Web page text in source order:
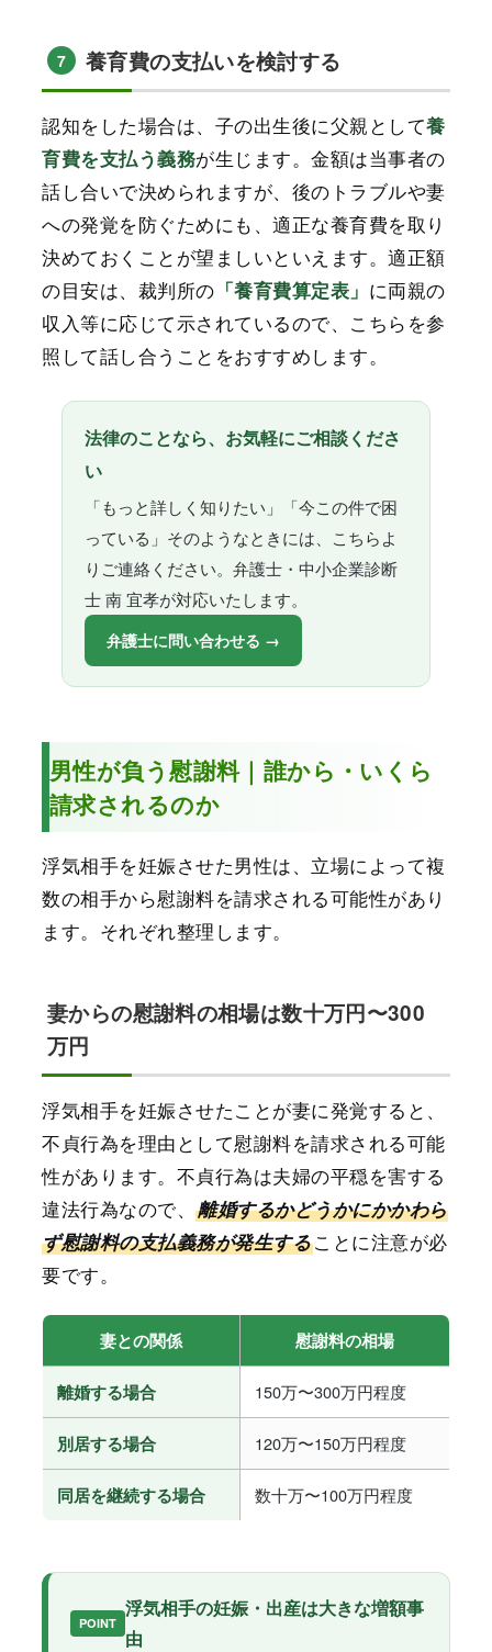
7 養育費の支払いを検討する
認知をした場合は、子の出生後に父親として養
育費を支払う義務が生じます。金額は当事者の
話し合いで決められますが、後のトラブルや妻
への発覚を防ぐためにも、適正な養育費を取り
決めておくことが望ましいといえます。適正額
の目安は、裁判所の 「養育費算定表」 に両親の
収入等に応じて示されているので、こちらを参
照して話し合うことをおすすめします。
法律のことなら、お気軽にご相談くださ
い
「もっと詳しく知りたい」「今この件で困
っている」そのようなときには、こちらよ
りご連絡ください。弁護士・中小企業診断
士 南 宜孝が対応いたします。
弁護士に問い合わせる →
男性が負う慰謝料｜誰から・いくら
請求されるのか
浮気相手を妊娠させた男性は、立場によって複
数の相手から慰謝料を請求される可能性があり
ます。それぞれ整理します。
妻からの慰謝料の相場は数十万円〜300
万円
浮気相手を妊娠させたことが妻に発覚すると、
不貞行為を理由として慰謝料を請求される可能
性があります。不貞行為は夫婦の平穏を害する
違法行為なので、離婚するかどうかにかかわら
ず慰謝料の支払義務が発生することに注意が必
要です。
妻との関係 慰謝料の相場
離婚する場合 150万〜300万円程度
別居する場合 120万〜150万円程度
同居を継続する場合 数十万〜100万円程度
浮気相手の妊娠・出産は大きな増額事
由